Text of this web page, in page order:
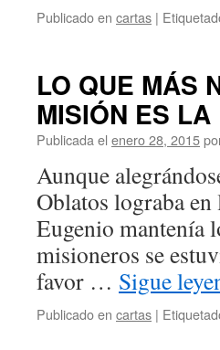
Publicado en cartas |
LO QUE MÁS
MISIÓN ES LA
Publicada el enero 28, 2015
Aunque
Oblatos lograba
Eugenio mantenía
misioneros se
favor … Sigue
Publicado en cartas |